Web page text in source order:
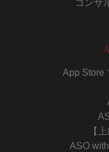
コンサ
App Store
【
ASO